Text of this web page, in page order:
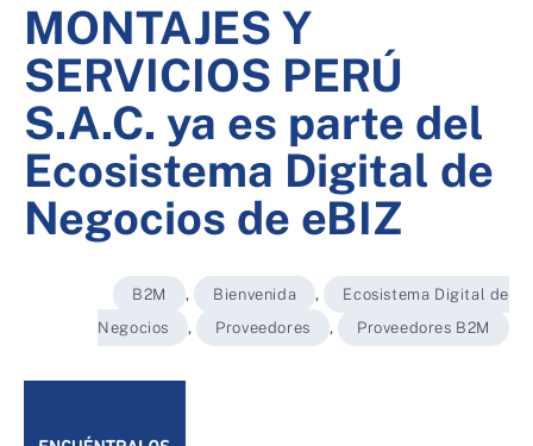
MONTAJES Y
SERVICIOS PERÚ
S.A.C. ya es parte del
Ecosistema Digital de
Negocios de eBIZ
B2M , Bienvenida ,
Ecosistema Digital de
Negocios
, Proveedores , Proveedores B2M